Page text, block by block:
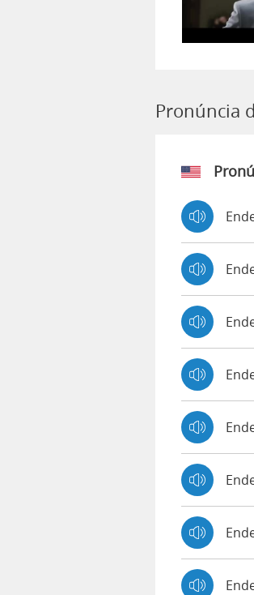
Pronúncia